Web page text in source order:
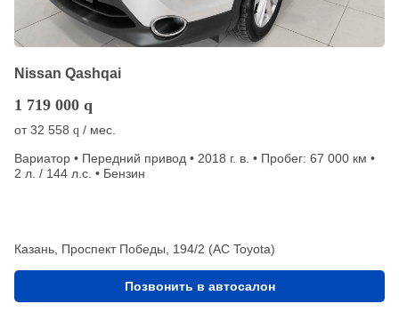
Nissan Qashqai
1 719 000 q
от32 558 q / мес.
Вариатор • Передний привод • 2018 г. в. • Пробег: 67 000 км •
2 л. / 144 л.с. • Бензин
Казань, Проспект Победы, 194/2 (АС Toyota)
Позвонить в автосалон